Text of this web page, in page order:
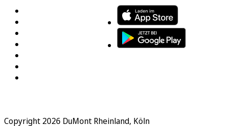
Copyright 2026 DuMont Rheinland, Köln